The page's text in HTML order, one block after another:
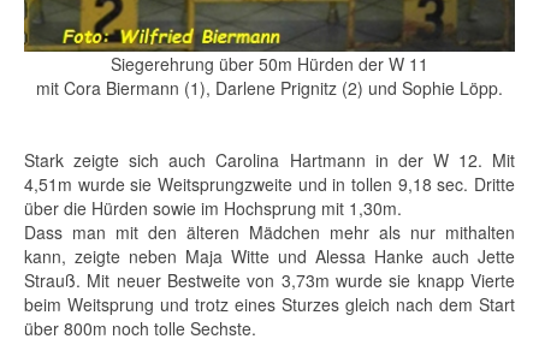
Siegerehrung über 50m Hürden der W 11
mit Cora Biermann (1), Darlene Prignitz (2) und Sophie Löpp.
Stark zeigte sich auch Carolina Hartmann in der W 12. Mit
4,51m wurde sie Weitsprungzweite und in tollen 9,18 sec. Dritte
über die Hürden sowie im Hochsprung mit 1,30m.
Dass man mit den älteren Mädchen mehr als nur mithalten
kann, zeigte neben Maja Witte und Alessa Hanke auch Jette
Strauß. Mit neuer Bestweite von 3,73m wurde sie knapp Vierte
beim Weitsprung und trotz eines Sturzes gleich nach dem Start
über 800m noch tolle Sechste.